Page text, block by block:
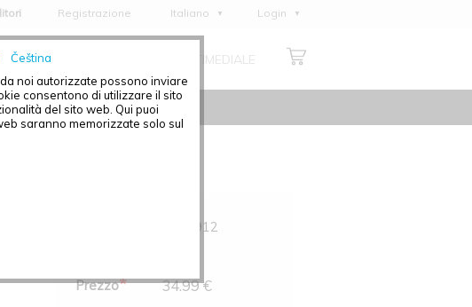
Čeština
noi autorizzate possono inviare
consentono di utilizzare il sito
del sito web. Qui puoi
saranno memorizzate solo sul
Registrazione
Italiano
English
Deutsch
Français
Español
Login
CHI SIAMO CENTRO MULTIMEDIALE
002E-912
Prezzo* 34.99 €